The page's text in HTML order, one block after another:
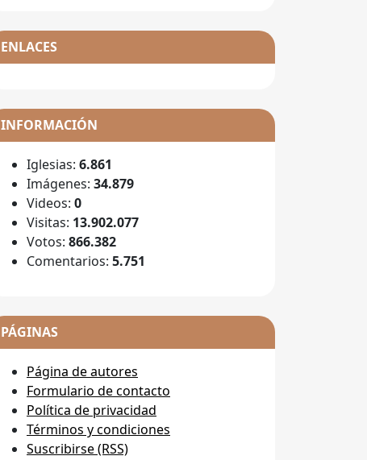
ENLACES
INFORMACIÓN
Iglesias: 6.861
Imágenes: 34.879
Videos: 0
Visitas: 13.902.077
Votos: 866.382
Comentarios: 5.751
PÁGINAS
Página de autores
Formulario de contacto
Política de privacidad
Términos y condiciones
Suscribirse (RSS)